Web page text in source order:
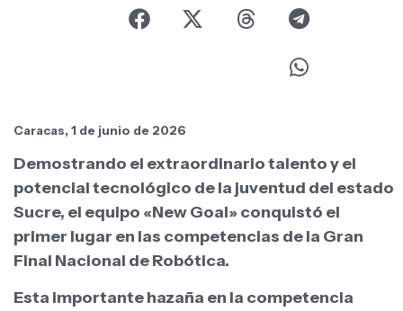
Caracas, 1 de junio de 2026
Demostrando el extraordinario talento y el
potencial tecnológico de la juventud del estado
Sucre, el equipo «New Goal» conquistó el
primer lugar en las competencias de la Gran
Final Nacional de Robótica.
Esta importante hazaña en la competencia